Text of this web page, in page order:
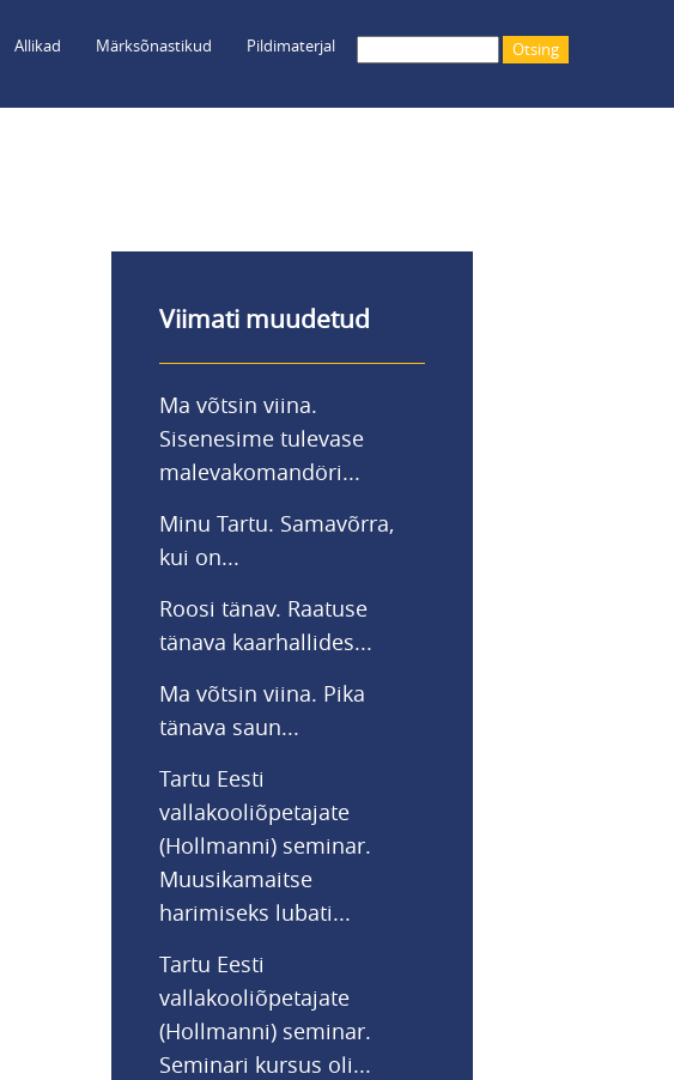
Allikad Märksõnastikud Pildimaterjal
Viimati muudetud
Ma võtsin viina.
Sisenesime tulevase
malevakomandöri...
Minu Tartu. Samavõrra,
kui on...
Roosi tänav. Raatuse
tänava kaarhallides...
Ma võtsin viina. Pika
tänava saun...
Tartu Eesti
vallakooliõpetajate
(Hollmanni) seminar.
Muusikamaitse
harimiseks lubati...
Tartu Eesti
vallakooliõpetajate
(Hollmanni) seminar.
Seminari kursus oli...